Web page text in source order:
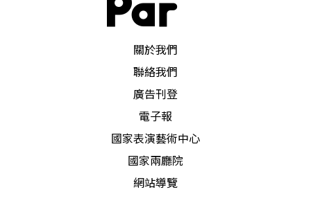
關於我們
聯絡我們
廣告刊登
電子報
國家表演藝術中心
國家兩廳院
網站導覽